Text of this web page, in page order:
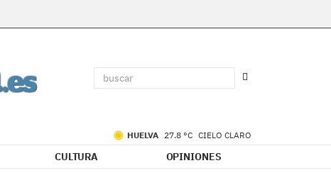
HUELVA 27.8 °C CIELO CLARO
CULTURA OPINIONES